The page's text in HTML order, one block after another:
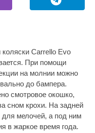
Carrello Evo
При помощи
на молнии можно
до бампера.
смотровое окошко,
сном крохи. На задней
для мелочей, а под ним
в жаркое время года.